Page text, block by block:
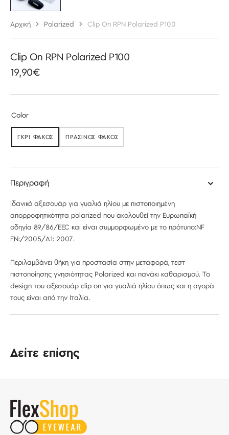
Clip On RPN Polarized P100
Κανονική
19,90€
Color
ΓΚΡΙ ΦΑΚΌΣΕΞΑΝΤΛΉΘΗΚΕΠΡΆΣΙΝΟΣ ΦΑΚΌΣ
ΕΞΑΝΤΛΉΘΗΚΕ
Περιγραφή
Ιδανικό αξεσουάρ για γυαλιά ηλίου με πιστοποιημένη
απορροφητικότητα polarized που ακολουθεί την Ευρωπαϊκή
οδηγία 89/86/EEC και είναι συμμορφωμένο με το πρότυπο:NF
EN:/2005/A1: 2007.
Περιλαμβάνει θήκη για προστασία στην μεταφορά, τεστ
πιστοποίησης γνησιότητας Polarized και πανάκι καθαρισμού. Το
design του αξεσουάρ clip on για γυαλιά ηλίου όπως και η αγορά
τους είναι από την Ιταλία.
Αρχική Polarized Clip On RPN Polarized P100
Δείτε επίσης